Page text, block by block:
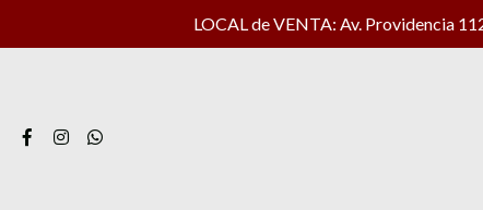
LOCAL de VENTA: Av. Providencia